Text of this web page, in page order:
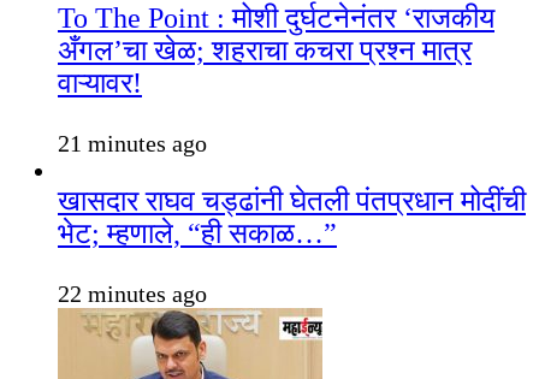
To The Point : मोशी दुर्घटनेनंतर ‘राजकीय
अँगल’चा खेळ; शहराचा कचरा प्रश्न मात्र
वाऱ्यावर!
21 minutes ago
खासदार राघव चड्ढांनी घेतली पंतप्रधान मोदींची
भेट; म्हणाले, “ही सकाळ…”
22 minutes ago